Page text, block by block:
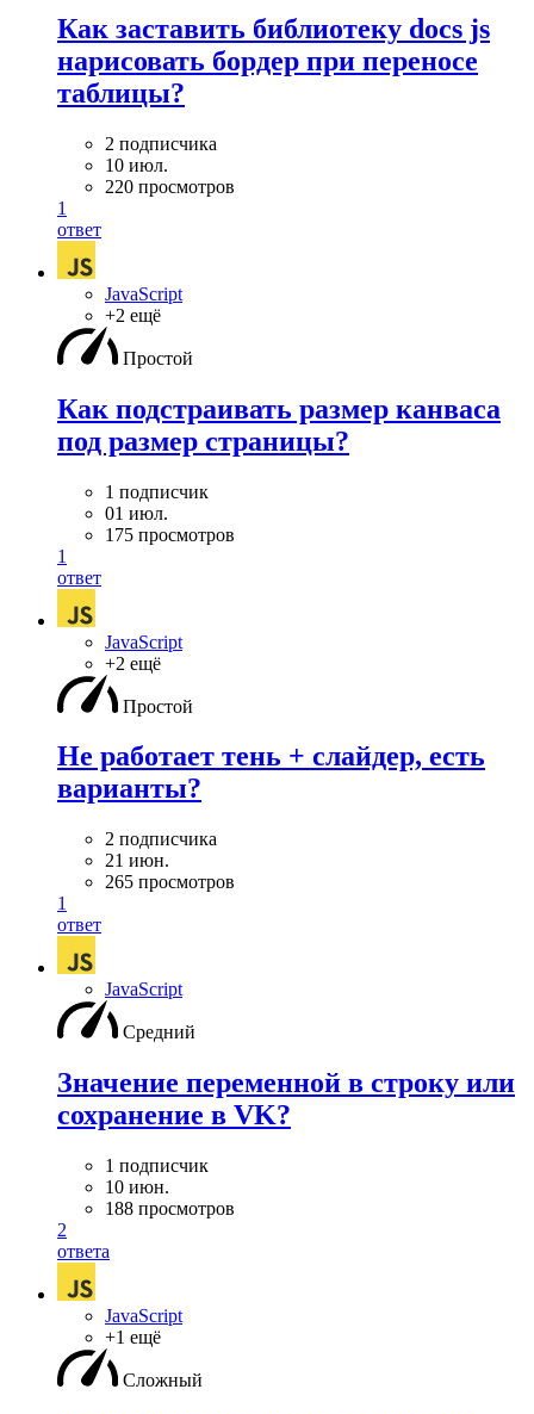
Как заставить библиотеку docs js
нарисовать бордер при переносе
таблицы?
2 подписчика
10 июл.
220 просмотров
1
ответ
JavaScript
+2 ещё
Простой
Как подстраивать размер канваса
под размер страницы?
1 подписчик
01 июл.
175 просмотров
1
ответ
JavaScript
+2 ещё
Простой
Не работает тень + слайдер, есть
варианты?
2 подписчика
21 июн.
265 просмотров
1
ответ
JavaScript
Средний
Значение переменной в строку или
сохранение в VK?
1 подписчик
10 июн.
188 просмотров
2
ответа
JavaScript
+1 ещё
Сложный